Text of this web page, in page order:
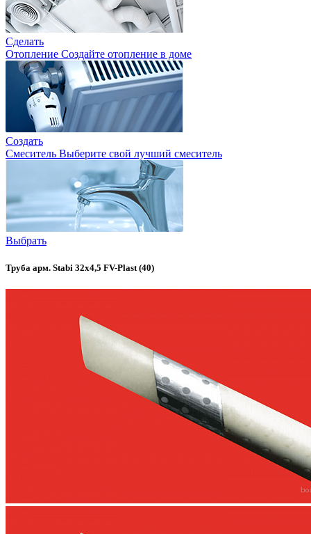
Сделать
Отопление Создайте отопление в доме
Создать
Смеситель Выберите свой лучший смеситель
Выбрать
Труба арм. Stabi 32х4,5 FV-Plast (40)